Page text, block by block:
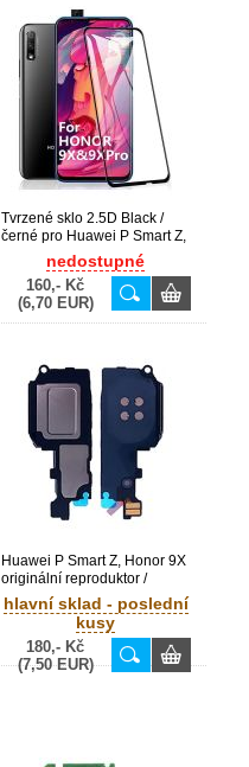
Tvrzené sklo 2.5D Black /
černé pro Huawei P Smart Z,
P Smart Pro, Honor 9X,
Honor 9X Pro
nedostupné
160,- Kč
(6,70 EUR)
Huawei P Smart Z, Honor 9X
originální reproduktor /
zvonek (Service Pack) -
22020350
hlavní sklad - poslední
kusy
180,- Kč
(7,50 EUR)